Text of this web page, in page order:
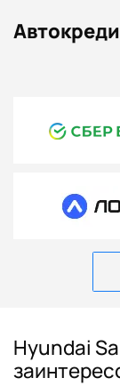
Hyundai